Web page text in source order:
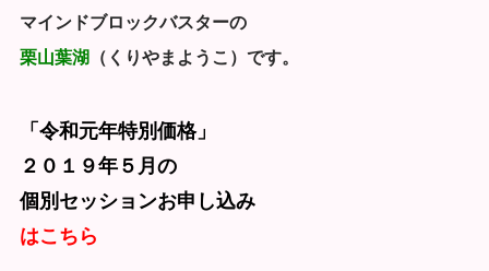
マインドブロックバスターの
栗山葉湖
（くりやまようこ）です。
「令和元年特別価格」
２０１９年５月の
個別セッションお申し込み
はこちら